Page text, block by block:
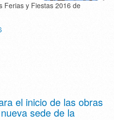
Ferias y Fiestas 2016 de
el inicio de las obras
sede de la